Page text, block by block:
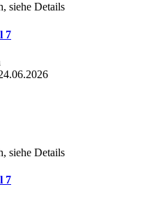
siehe Details
7
siehe Details
7